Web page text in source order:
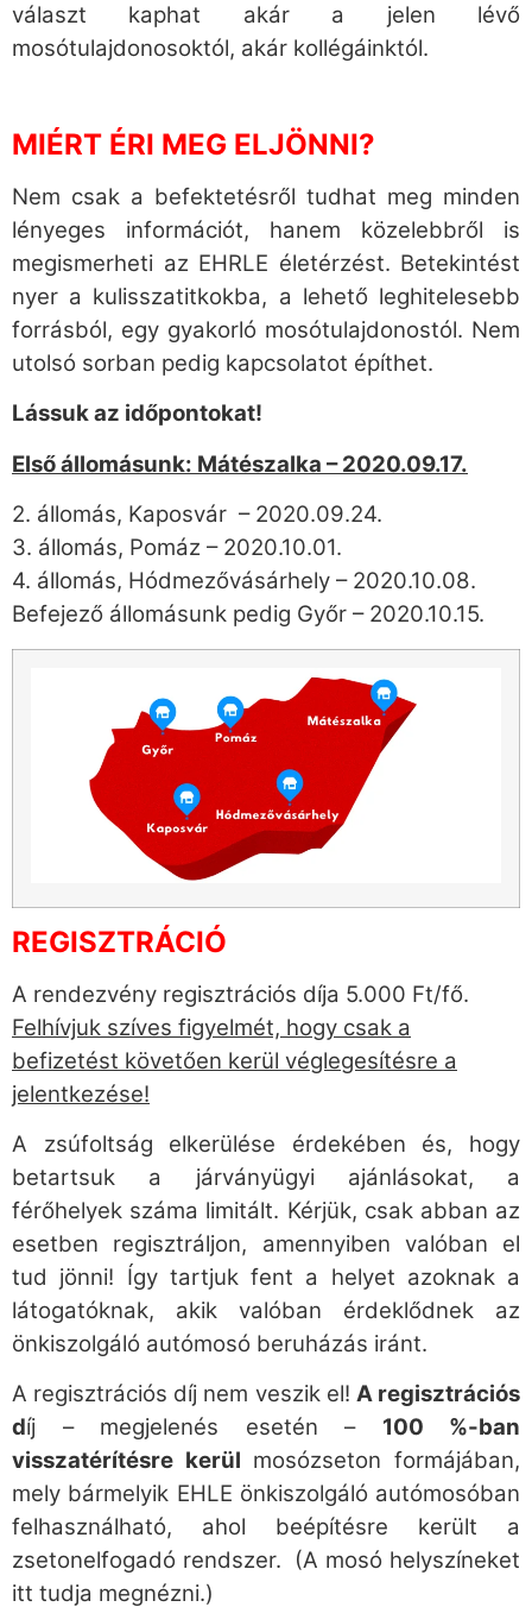
választ kaphat akár a jelen lévő
mosótulajdonosoktól, akár kollégáinktól.
MIÉRT ÉRI MEG ELJÖNNI?
Nem csak a befektetésről tudhat meg minden
lényeges információt, hanem közelebbről is
megismerheti az EHRLE életérzést. Betekintést
nyer a kulisszatitkokba, a lehető leghitelesebb
forrásból, egy gyakorló mosótulajdonostól. Nem
utolsó sorban pedig kapcsolatot építhet.
Lássuk az időpontokat!
Első állomásunk: Mátészalka – 2020.09.17.
2. állomás, Kaposvár – 2020.09.24.
3. állomás, Pomáz – 2020.10.01.
4. állomás, Hódmezővásárhely – 2020.10.08.
Befejező állomásunk pedig Győr – 2020.10.15.
REGISZTRÁCIÓ
A rendezvény regisztrációs díja 5.000 Ft/fő.
Felhívjuk szíves figyelmét, hogy csak a
befizetést követően kerül véglegesítésre a
jelentkezése!
A zsúfoltság elkerülése érdekében és, hogy
betartsuk a járványügyi ajánlásokat, a
férőhelyek száma limitált. Kérjük, csak abban az
esetben regisztráljon, amennyiben valóban el
tud jönni! Így tartjuk fent a helyet azoknak a
látogatóknak, akik valóban érdeklődnek az
önkiszolgáló autómosó beruházás iránt.
A regisztrációs díj nem veszik el! A regisztrációs
díj – megjelenés esetén – 100 %-ban
visszatérítésre kerül mosózseton formájában,
mely bármelyik EHLE önkiszolgáló autómosóban
felhasználható, ahol beépítésre került a
zsetonelfogadó rendszer. (A mosó helyszíneket
itt tudja megnézni.)